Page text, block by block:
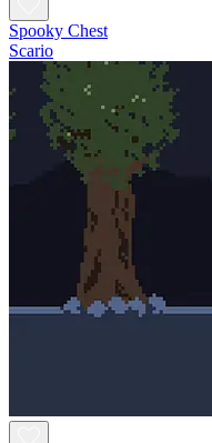
Spooky Chest
Scario